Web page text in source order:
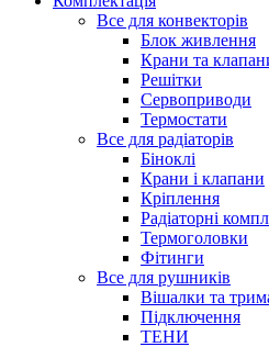
Все для конвекторів
Блок живлення
Крани та
Решітки
Сервоприводи
Термостати
Все для радіаторів
Біноклі
Крани і клапани
Кріплення
Радіаторні
Термоголовки
Фітинги
Все для рушників
Вішалки та
Підключення
ТЕНИ